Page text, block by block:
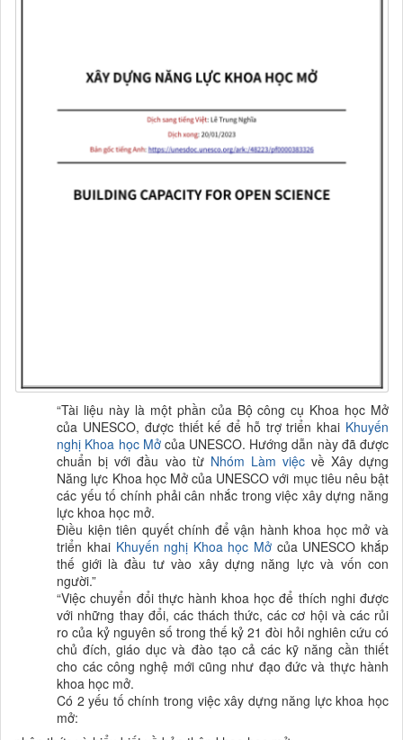
“Tài liệu này là một phần của Bộ công cụ Khoa học Mở
của UNESCO, được thiết kế để hỗ trợ triển khai Khuyến
nghị Khoa học Mởcủa UNESCO. Hướng dẫn này đã được
chuẩn bị với đầu vào từ Nhóm Làm việcvề Xây dựng
Năng lực Khoa học Mở của UNESCO với mục tiêu nêu bật
các yếu tố chính phải cân nhắc trong việc xây dựng năng
lực khoa học mở.
Điều kiện tiên quyết chính để vận hành khoa học mở và
triển khai Khuyến nghị Khoa học Mở của UNESCO khắp
thế giới là đầu tư vào xây dựng năng lực và vốn con
người.”
“Việcchuyển đổi thực hànhkhoa học để thích nghi được
với những thay đổi, các thách thức, các cơ hội và các rủi
ro của kỷ nguyên số trong thế kỷ 21 đòi hỏi nghiên cứu có
chủ đích, giáo dục và đào tạo cả các kỹ năng cần thiết
cho các công nghệ mới cũng như đạo đức và thực hành
khoa học mở.
Có 2 yếu tố chính trong việc xây dựng năng lực khoa học
mở: